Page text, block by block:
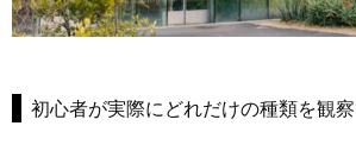
初心者が実際にどれだけの種類を観